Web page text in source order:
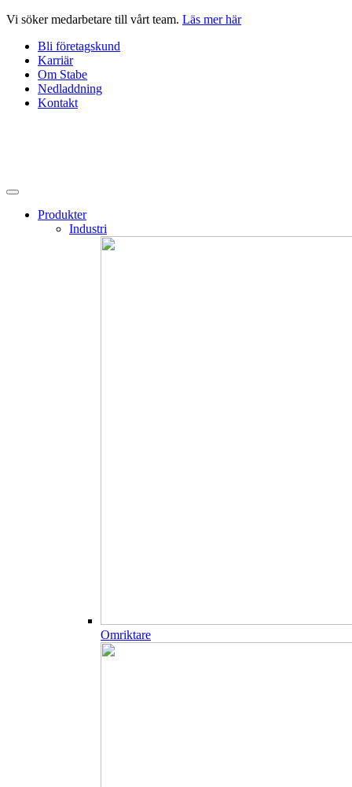
Hoppa
innehåll
Vi söker medarbetare till vårt team. Läs mer här
Bli företagskund
Karriär
Om Stabe
Nedladdning
Kontakt
Produkter
Industri
Omriktare